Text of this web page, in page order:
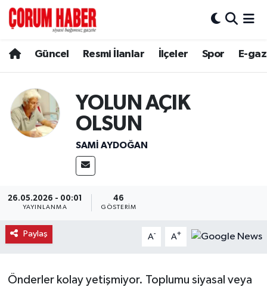
Güncel Resmi İlanlar İlçeler Spor E-
YOLUN AÇIK
OLSUN
SAMI AYDOĞAN
26.05.2026 - 00:01
YAYINLANMA
46
GÖSTERIM
Paylaş A- A+
Önderler kolay yetişmiyor. Toplumu siyasal veya
Spor
Resmi İlanlar
Alaca
Boğazkale
Dodurga
Hava Durumu
Çorum Namaz Vakitleri
Trafik Durumu
Süper Lig Puan Durumu ve Fikstür
Tüm Manşetler
Son Dakika Haberleri